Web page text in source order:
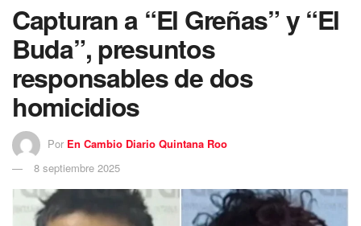
Capturan a “El Greñas” y “El
Buda”, presuntos
responsables de dos
homicidios
Por En Cambio Diario Quintana Roo
8 septiembre 2025